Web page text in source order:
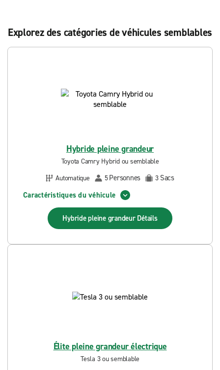
Explorez des catégories de véhicules semblables
Hybride pleine grandeur
Toyota Camry Hybrid ou semblable
Automatique
5Personnes 3 Sacs
Caractéristiques du véhicule
Hybride pleine grandeur Détails
Élite pleine grandeur électrique
Tesla 3 ou semblable